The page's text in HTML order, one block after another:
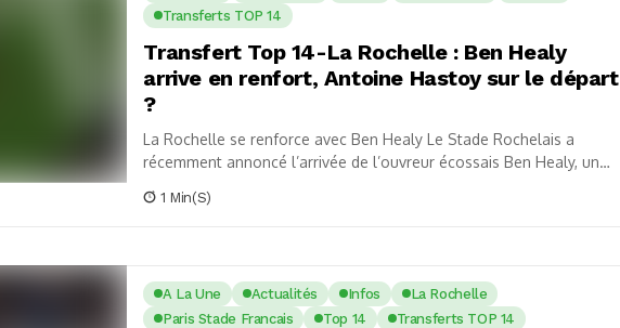
Transferts TOP 14
Transfert Top 14-La Rochelle : Ben Healy
arrive en renfort, Antoine Hastoy sur le départ
?
La Rochelle se renforce avec Ben Healy Le Stade Rochelais a
récemment annoncé l’arrivée de l’ouvreur écossais Ben Healy, un
1 Min(s)
A La Une Actualités Infos
La Rochelle
Paris Stade Francais
Top 14 Transferts TOP 14